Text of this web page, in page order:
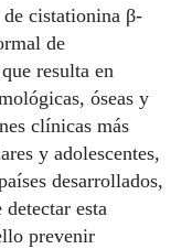
cistationina β-
de
resulta en
óseas y
clínicas más
y adolescentes,
desarrollados,
esta
prevenir